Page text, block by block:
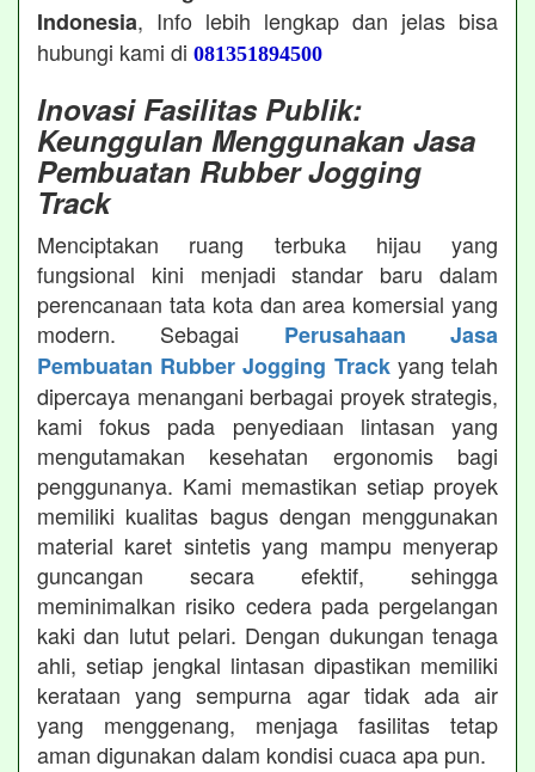
Indonesia, Info lebih lengkap dan jelas bisa
hubungi kami di 081351894500
Inovasi Fasilitas Publik:
Keunggulan Menggunakan Jasa
Pembuatan Rubber Jogging
Track
Menciptakan ruang terbuka hijau yang
fungsional kini menjadi standar baru dalam
perencanaan tata kota dan area komersial yang
modern. Sebagai Perusahaan Jasa
Pembuatan Rubber Jogging Trackyang telah
dipercaya menangani berbagai proyek strategis,
kami fokus pada penyediaan lintasan yang
mengutamakan kesehatan ergonomis bagi
penggunanya. Kami memastikan setiap proyek
memiliki kualitas bagus dengan menggunakan
material karet sintetis yang mampu menyerap
guncangan secara efektif, sehingga
meminimalkan risiko cedera pada pergelangan
kaki dan lutut pelari. Dengan dukungan tenaga
ahli, setiap jengkal lintasan dipastikan memiliki
kerataan yang sempurna agar tidak ada air
yang menggenang, menjaga fasilitas tetap
aman digunakan dalam kondisi cuaca apa pun.